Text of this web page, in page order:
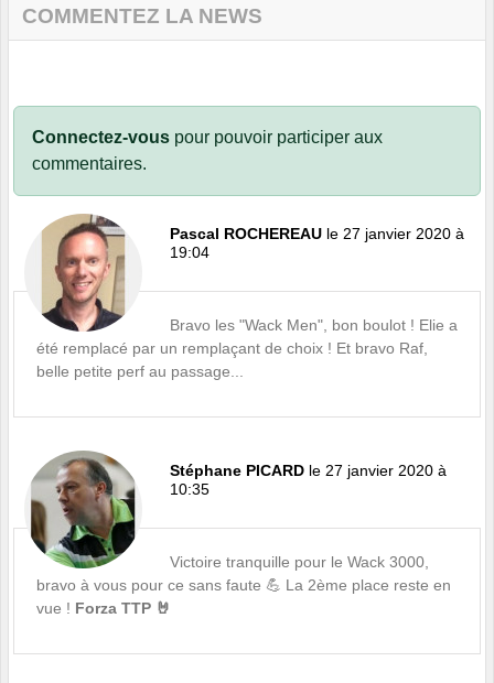
COMMENTEZ LA NEWS
Connectez-vous pour pouvoir participer aux
commentaires.
Pascal ROCHEREAU le 27 janvier 2020 à
19:04
Bravo les "Wack Men", bon boulot ! Elie a
été remplacé par un remplaçant de choix ! Et bravo Raf,
belle petite perf au passage...
Stéphane PICARD le 27 janvier 2020 à
10:35
Victoire tranquille pour le Wack 3000,
bravo à vous pour ce sans faute 💪 La 2ème place reste en
vue ! Forza TTP 🤘